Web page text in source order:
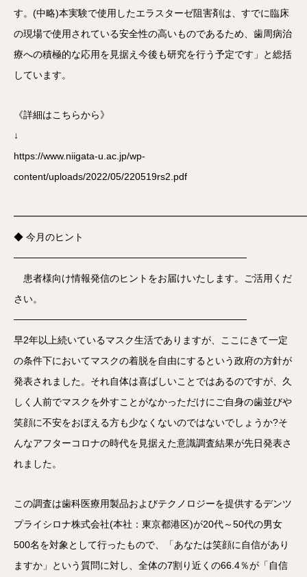
す。(中略)本実験で使用したエラスターゼ阻害剤は、すでに臨床
の現場で使用されている安全性の高いものであるため、歯周病治
療への積極的な応用を見据え今後も研究を行う予定です」と総括
しています。
《詳細はこちらから》
↓
https://www.niigata-u.ac.jp/wp-
content/uploads/2022/05/220519rs2.pdf
◆ 今月のヒント
──────────────────────────────────
患者様向け情報発信のヒントをお届けいたします。ご活用くだ
さい。
──────────────────────────────────
早2年以上続いているマスク生活でありますが、ここにきて一定
の条件下においてマスクの着脱を自由にするという政府の方針が
発表されました。それ自体は喜ばしいことではあるのですが、久
しく人前でマスクを外すことがなかっただけにご自身の歯並びや
笑顔に不安をおぼえる方も少なくないのではないでしょうか?そ
んなアフターコロナの時代を見据えた意識調査結果が先日発表さ
れました。
この調査は歯科医療用製品およびテクノロジーを提供するデンツ
プライシロナ株式会社(本社：東京都港区)が20代～50代の男女
500名を対象として行ったもので、「あなたは笑顔に自信があり
ますか」という質問に対し、全体の7割り近くの66.4％が「自信